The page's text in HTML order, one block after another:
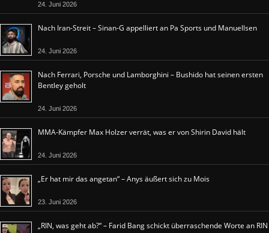
24. Juni 2026
Nach Iran-Streit – Sinan-G appelliert an Pa Sports und Manuellsen
24. Juni 2026
Nach Ferrari, Porsche und Lamborghini – Bushido hat seinen ersten
Bentley geholt
24. Juni 2026
MMA-Kämpfer Max Holzer verrät, was er von Shirin David hält
24. Juni 2026
„Er hat mir das angetan“ – Anys äußert sich zu Mois
23. Juni 2026
„RIN, was geht ab?“ – Farid Bang schickt überraschende Worte an RIN